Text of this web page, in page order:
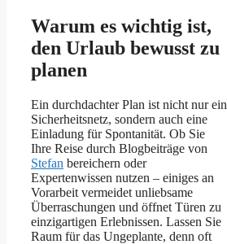
Warum es wichtig ist,
den Urlaub bewusst zu
planen
Ein durchdachter Plan ist nicht nur ein
Sicherheitsnetz, sondern auch eine
Einladung für Spontanität. Ob Sie
Ihre Reise durch Blogbeiträge von
Stefan bereichern oder
Expertenwissen nutzen – einiges an
Vorarbeit vermeidet unliebsame
Überraschungen und öffnet Türen zu
einzigartigen Erlebnissen. Lassen Sie
Raum für das Ungeplante, denn oft